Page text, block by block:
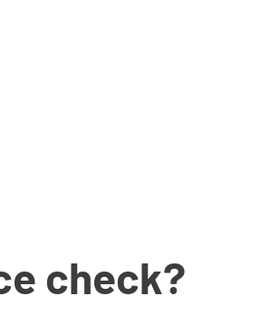
check?